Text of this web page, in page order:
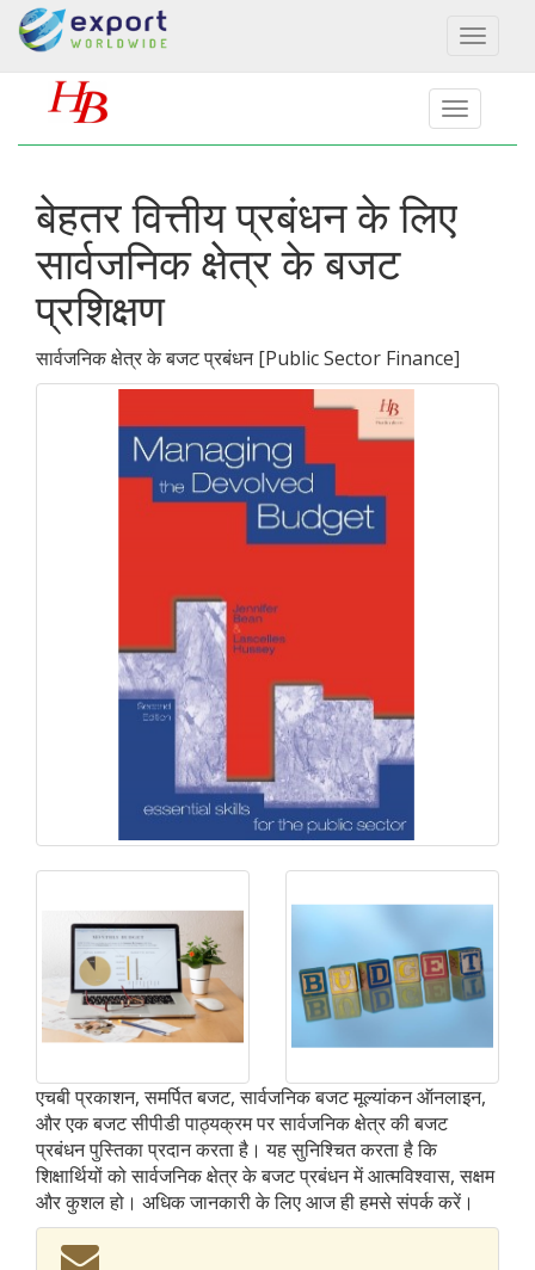
Toggle
बेहतर वित्तीय प्रबंधन के लिए
सार्वजनिक क्षेत्र के बजट
प्रशिक्षण
सार्वजनिक क्षेत्र के बजट प्रबंधन[Public Sector Finance]
एचबी प्रकाशन, समर्पित बजट, सार्वजनिक बजट मूल्यांकन ऑनलाइन,
और एक बजट सीपीडी पाठ्यक्रम पर सार्वजनिक क्षेत्र की बजट
प्रबंधन पुस्तिका प्रदान करता है। यह सुनिश्चित करता है कि
शिक्षार्थियों को सार्वजनिक क्षेत्र के बजट प्रबंधन में आत्मविश्वास, सक्षम
और कुशल हो। अधिक जानकारी के लिए आज ही हमसे संपर्क करें।